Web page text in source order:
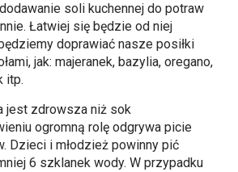
soli kuchennej do potraw
Łatwiej się będzie od niej
doprawiać nasze posiłki
jak: majeranek, bazylia, oregano,
itp.
jest zdrowsza niż sok
ogromną rolę odgrywa picie
Dzieci i młodzież powinny pić
6 szklanek wody. W przypadku